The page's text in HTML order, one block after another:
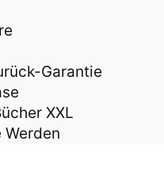
Garantie
XXL